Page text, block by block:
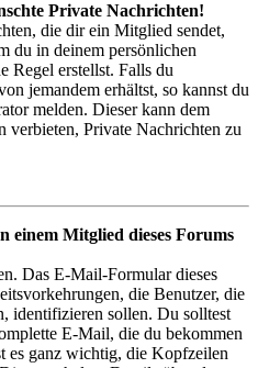
Private Nachrichten!
die dir ein Mitglied sendet,
du in deinem persönlichen
Regel erstellst. Falls du
jemandem erhältst, so kannst du
melden. Dieser kann dem
verbieten, Private Nachrichten zu
einem Mitglied dieses Forums
Das E-Mail-Formular dieses
die Benutzer, die
identifizieren sollen. Du solltest
E-Mail, die du bekommen
es ganz wichtig, die Kopfzeilen